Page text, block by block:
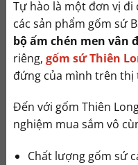
Tự hào là một đơn vị đi
các sản phẩm gốm sứ
bộ ấm chén men vân
riêng, gốm sứ Thiên
đứng của mình trên thị
Đến với gốm Thiên
nghiệm mua sắm vô
Chất lượng gốm sứ